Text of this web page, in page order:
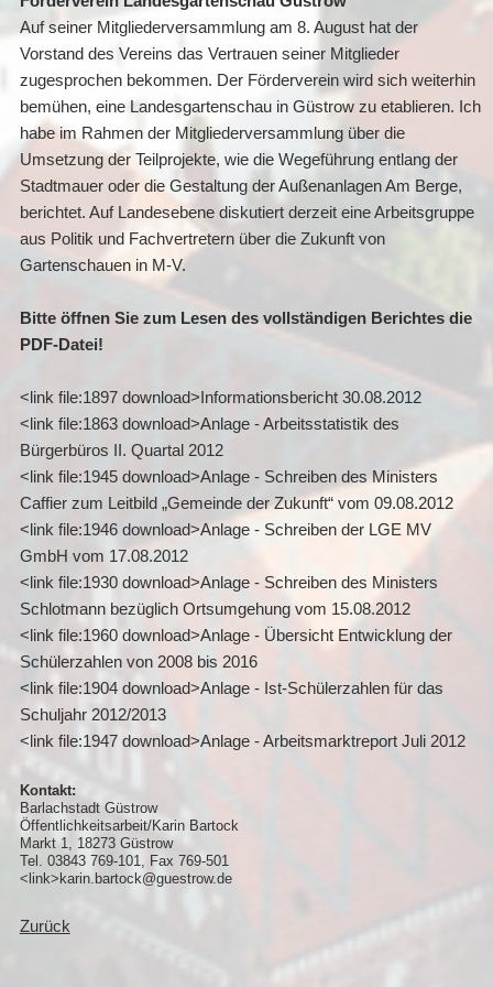
Auf seiner Mitgliederversammlung am 8. August hat der
Vorstand des Vereins das Vertrauen seiner Mitglieder
zugesprochen bekommen. Der Förderverein wird sich weiterhin
bemühen, eine Landesgartenschau in Güstrow zu etablieren. Ich
habe im Rahmen der Mitgliederversammlung über die
Umsetzung der Teilprojekte, wie die Wegeführung entlang der
Stadtmauer oder die Gestaltung der Außenanlagen Am Berge,
berichtet. Auf Landesebene diskutiert derzeit eine Arbeitsgruppe
aus Politik und Fachvertretern über die Zukunft von
Gartenschauen in M-V.
Bitte öffnen Sie zum Lesen des vollständigen Berichtes die
PDF-Datei!
<link file:1897 download>Informationsbericht 30.08.2012
<link file:1863 download>Anlage - Arbeitsstatistik des
Bürgerbüros II. Quartal 2012
<link file:1945 download>Anlage - Schreiben des Ministers
Caffier zum Leitbild „Gemeinde der Zukunft“ vom 09.08.2012
<link file:1946 download>Anlage - Schreiben der LGE MV
GmbH vom 17.08.2012
<link file:1930 download>Anlage - Schreiben des Ministers
Schlotmann bezüglich Ortsumgehung vom 15.08.2012
<link file:1960 download>Anlage - Übersicht Entwicklung der
Schülerzahlen von 2008 bis 2016
<link file:1904 download>Anlage - Ist-Schülerzahlen für das
Schuljahr 2012/2013
<link file:1947 download>Anlage - Arbeitsmarktreport Juli 2012
Kontakt:
Barlachstadt Güstrow
Öffentlichkeitsarbeit/Karin Bartock
Markt 1, 18273 Güstrow
Tel. 03843 769-101, Fax 769-501
<link>karin.bartock@guestrow.de
Zurück